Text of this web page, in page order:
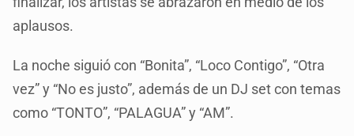
aplausos.
La noche siguió con “Bonita”, “Loco Contigo”, “Otra
vez” y “No es justo”, además de un DJ set con temas
como “TONTO”, “PALAGUA” y “AM”.